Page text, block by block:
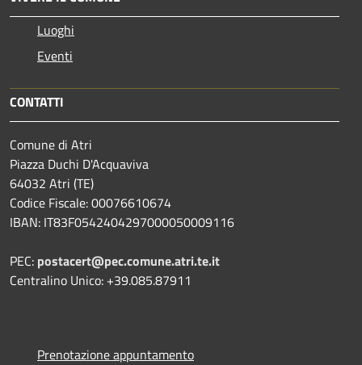
Luoghi
Eventi
CONTATTI
Comune di Atri
Piazza Duchi D'Acquaviva
64032 Atri (TE)
Codice Fiscale: 00076610674
IBAN: IT83F0542404297000050009116
PEC: postacert@pec.comune.atri.te.it
Centralino Unico: +39.085.87911
Prenotazione appuntamento